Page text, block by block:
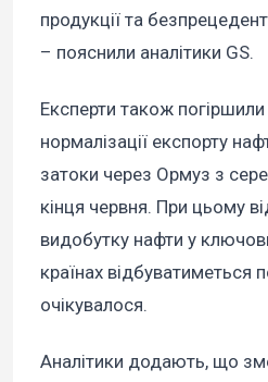
продукції та
– пояснили аналітики GS.
Експерти також
нормалізації експорту
затоки через Ормуз з
кінця червня. При цьому
видобутку нафти у
країнах відбуватиметься
очікувалося.
Аналітики додають, що